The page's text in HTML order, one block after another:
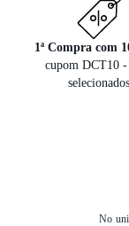
1ª Compra com
cupom DCT10 -
selecionados
No